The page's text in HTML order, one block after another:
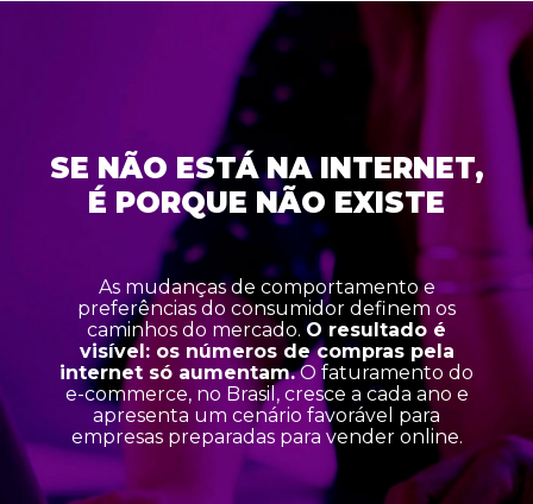
SE NÃO ESTÁ NA INTERNET,
É PORQUE NÃO EXISTE
As mudanças de comportamento e
preferências do consumidor​ definem os
caminhos do mercado. O resultado é
visível: os números de compras pela
internet só aumentam.O faturamento do
e-commerce, no Brasil, cresce a cada ano e
apresenta um cenário favorável para
empresas preparadas para vender online.